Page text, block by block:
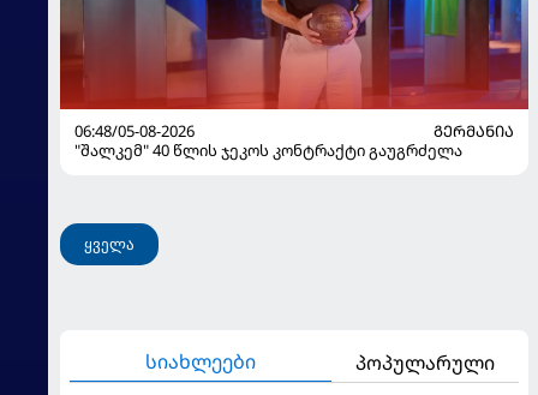
06:48/05-08-2026
ᲒᲔᲠᲛᲐᲜᲘᲐ
"შალკემ" 40 წლის ჯეკოს კონტრაქტი გაუგრძელა
ყველა
სიახლეები პოპულარული